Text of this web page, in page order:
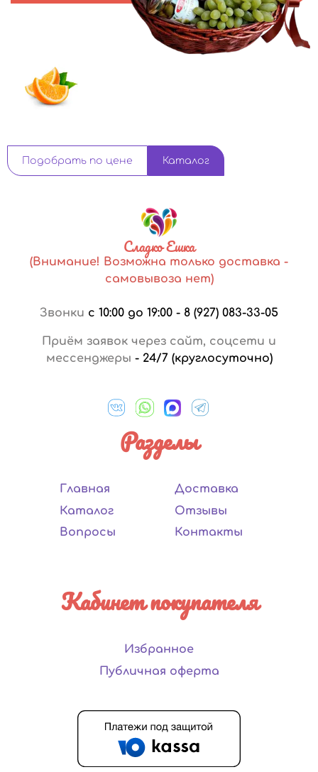
Подобрать по цене Каталог
Сладко Ешка
(Внимание! Возможна только доставка -
самовывоза нет)
Звонки с 10:00 до 19:00 - 8 (927) 083-33-05
Приём заявок через сайт, соцсети и
мессенджеры - 24/7 (круглосуточно)
Разделы
Главная
Каталог
Вопросы
Доставка
Отзывы
Контакты
Кабинет покупателя
Избранное
Публичная оферта